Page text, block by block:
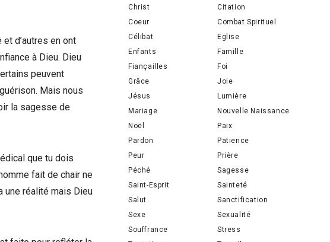
d’autres en ont
à Dieu. Dieu
peuvent
Mais nous
la sagesse de
que tu dois
fait de chair ne
une réalité mais Dieu
Christ
Citation
Coeur
Combat Spirituel
Célibat
Eglise
Enfants
Famille
Fiançailles
Foi
Grâce
Joie
Jésus
Lumière
Mariage
Nouvelle Naissance
Noël
Paix
Pardon
Patience
Peur
Prière
Péché
Sagesse
Saint-Esprit
Sainteté
Salut
Sanctification
Sexe
Sexualité
Souffrance
Stress